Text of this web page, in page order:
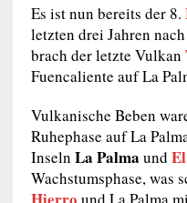
Es ist nun bereits der 8.
letzten drei Jahren
brach der letzte Vulkan
Fuencaliente auf La
Vulkanische Beben
Ruhephase auf La
Inseln La Palma und
Wachstumsphase, was
und La Palma